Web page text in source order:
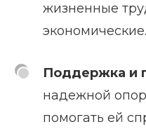
жизненные
экономические.
Поддержка и
надежной
помогать ей